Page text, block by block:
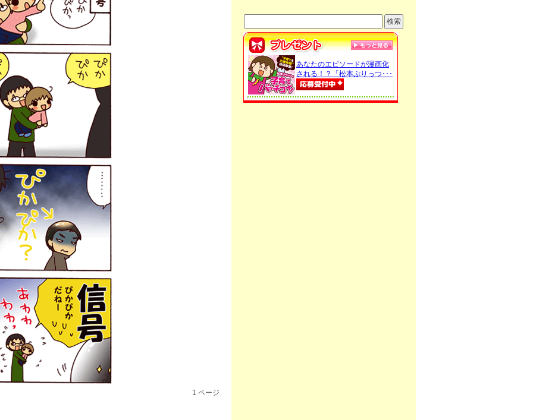
1 ページ
あなたのエピソードが漫画化
される！？「松本ぷりっつ･･･